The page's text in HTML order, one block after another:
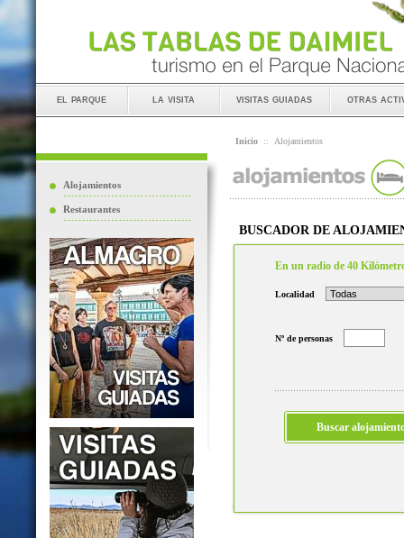
el parque la visita visitas guiadas otras
Alojamientos
Restaurantes
Inicio :: Alojamientos
BUSCADOR DE
En un radio de 40
Localidad
Nº de personas